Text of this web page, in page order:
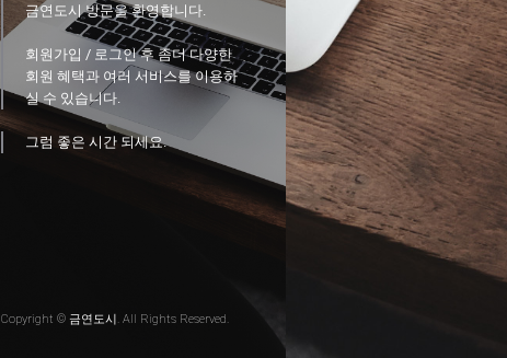
금연도시 방문을 환영합니다.
회원가입 / 로그인 후 좀더 다양한
회원 혜택과 여러 서비스를 이용하
실 수 있습니다.
그럼 좋은 시간 되세요.
Copyright © 금연도시. All Rights Reserved.